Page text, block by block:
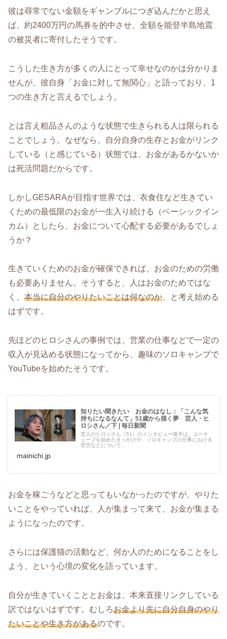
彼は尋常でない金額をギャンブルにつぎ込んだかと思え
ば、約2400万円の馬券を的中させ、全額を能登半島地震
の被災者に寄付したそうです。
こうした生き方が多くの人にとって幸せなのかは分かりま
せんが、彼自身「お金に対して無関心」と語っており、1
つの生き方と言えるでしょう。
とは言え粗品さんのような状態で生きられる人は限られる
ことでしょう。なぜなら、自分自身の生存とお金がリンク
している（と感じている）状態では、お金があるかないか
は死活問題だからです。
しかしGESARAが目指す世界では、衣食住など生きてい
くための最低限のお金が一生入り続ける（ベーシックイン
カム）としたら、お金について心配する必要があるでしょ
うか？
生きていくためのお金が確保できれば、お金のための労働
も必要ありません。そうすると、人はお金のためではな
く、 本当に自分のやりたいことは何なのか、と考え始める
はずです。
先ほどのヒロシさんの事例では、営業の仕事などで一定の
収入が見込める状態になってから、趣味のソロキャンプで
YouTubeを始めたそうです。
知りたい聞きたい お金のはなし：「こんな気
持ちになるなんて」51歳から描く夢 芸人・ヒ
ロシさん／下 | 毎日新聞
芸人のヒロシさん（51）のインタビュー後半は、ユーチ
ューブを始めたきっかけや、ソロキャンプの仕事における
苦労などについて...
mainichi.jp
お金を稼ごうなどと思ってもいなかったのですが、やりた
いことをやっていれば、人が集まって来て、お金が集まる
ようになったのです。
さらには保護猫の活動など、何か人のためになることをし
よう、という心境の変化を語っています。
自分が生きていくこととお金は、本来直接リンクしている
訳ではないはずです。むしろお金より先に自分自身のやり
たいことや生き方があるのです。